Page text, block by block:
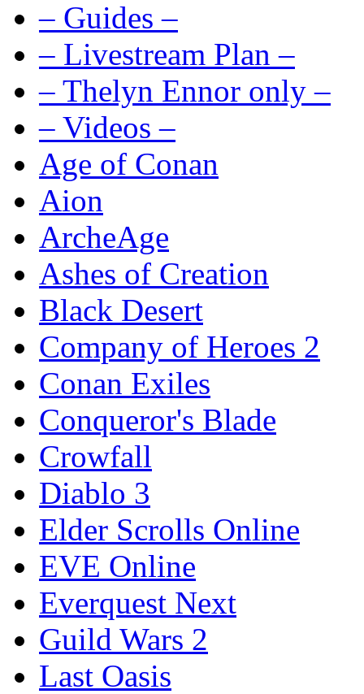
– Guides –
– Livestream Plan –
– Thelyn Ennor only –
– Videos –
Age of Conan
Aion
ArcheAge
Ashes of Creation
Black Desert
Company of Heroes 2
Conan Exiles
Conqueror's Blade
Crowfall
Diablo 3
Elder Scrolls Online
EVE Online
Everquest Next
Guild Wars 2
Last Oasis